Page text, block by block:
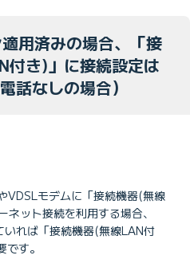
用済みの場合、「接
付き)」に接続設定は
話なしの場合）
VDSLモデムに「接続機器(無線
ット接続を利用する場合、
れば「接続機器(無線LAN付
す。